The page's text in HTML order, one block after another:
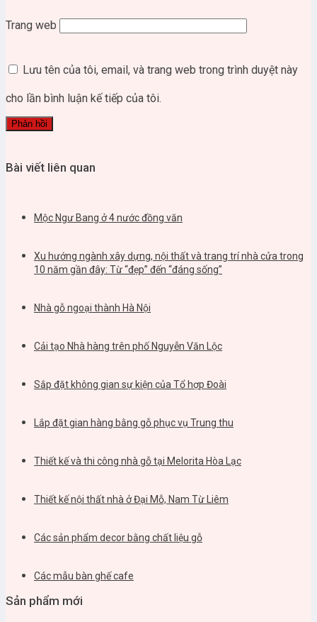
Trang web
Lưu tên của tôi, email, và trang web trong trình duyệt này
cho lần bình luận kế tiếp của tôi.
Bài viết liên quan
Mộc Ngư Bang ở 4 nước đồng văn
Xu hướng ngành xây dựng, nội thất và trang trí nhà cửa trong
10 năm gần đây: Từ “đẹp” đến “đáng sống”
Nhà gỗ ngoại thành Hà Nội
Cải tạo Nhà hàng trên phố Nguyễn Văn Lộc
Sắp đặt không gian sự kiện của Tổ hợp Đoài
Lắp đặt gian hàng bằng gỗ phục vụ Trung thu
Thiết kế và thi công nhà gỗ tại Melorita Hòa Lạc
Thiết kế nội thất nhà ở Đại Mỗ, Nam Từ Liêm
Các sản phẩm decor bằng chất liệu gỗ
Các mẫu bàn ghế cafe
Sản phẩm mới